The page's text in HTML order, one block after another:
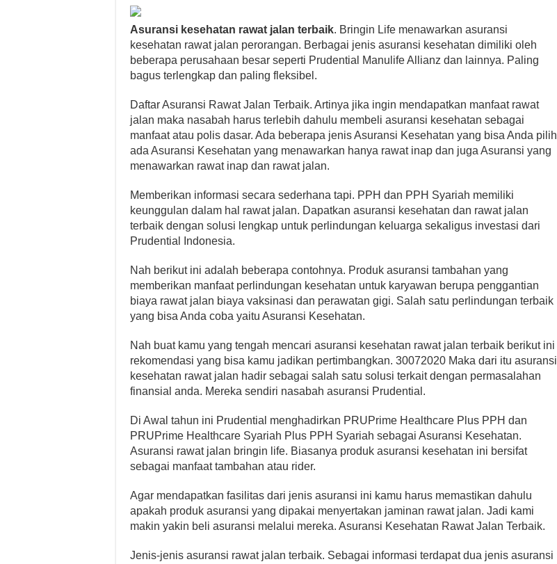
Asuransi kesehatan rawat jalan terbaik. Bringin Life menawarkan asuransi
kesehatan rawat jalan perorangan. Berbagai jenis asuransi kesehatan dimiliki oleh
beberapa perusahaan besar seperti Prudential Manulife Allianz dan lainnya. Paling
bagus terlengkap dan paling fleksibel.
Daftar Asuransi Rawat Jalan Terbaik. Artinya jika ingin mendapatkan manfaat rawat
jalan maka nasabah harus terlebih dahulu membeli asuransi kesehatan sebagai
manfaat atau polis dasar. Ada beberapa jenis Asuransi Kesehatan yang bisa Anda pilih
ada Asuransi Kesehatan yang menawarkan hanya rawat inap dan juga Asuransi yang
menawarkan rawat inap dan rawat jalan.
Memberikan informasi secara sederhana tapi. PPH dan PPH Syariah memiliki
keunggulan dalam hal rawat jalan. Dapatkan asuransi kesehatan dan rawat jalan
terbaik dengan solusi lengkap untuk perlindungan keluarga sekaligus investasi dari
Prudential Indonesia.
Nah berikut ini adalah beberapa contohnya. Produk asuransi tambahan yang
memberikan manfaat perlindungan kesehatan untuk karyawan berupa penggantian
biaya rawat jalan biaya vaksinasi dan perawatan gigi. Salah satu perlindungan terbaik
yang bisa Anda coba yaitu Asuransi Kesehatan.
Nah buat kamu yang tengah mencari asuransi kesehatan rawat jalan terbaik berikut ini
rekomendasi yang bisa kamu jadikan pertimbangkan. 30072020 Maka dari itu asuransi
kesehatan rawat jalan hadir sebagai salah satu solusi terkait dengan permasalahan
finansial anda. Mereka sendiri nasabah asuransi Prudential.
Di Awal tahun ini Prudential menghadirkan PRUPrime Healthcare Plus PPH dan
PRUPrime Healthcare Syariah Plus PPH Syariah sebagai Asuransi Kesehatan.
Asuransi rawat jalan bringin life. Biasanya produk asuransi kesehatan ini bersifat
sebagai manfaat tambahan atau rider.
Agar mendapatkan fasilitas dari jenis asuransi ini kamu harus memastikan dahulu
apakah produk asuransi yang dipakai menyertakan jaminan rawat jalan. Jadi kami
makin yakin beli asuransi melalui mereka. Asuransi Kesehatan Rawat Jalan Terbaik.
Jenis-jenis asuransi rawat jalan terbaik. Sebagai informasi terdapat dua jenis asuransi